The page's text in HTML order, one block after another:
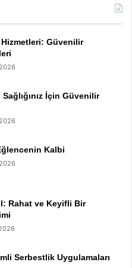
Güvenilir
İçin Güvenilir
Kalbi
Rahat ve Keyifli Bir
Serbestlik Uygulamaları